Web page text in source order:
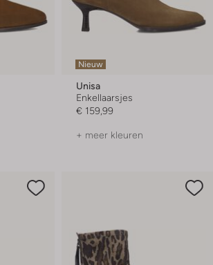
Nieuw
Unisa
Enkellaarsjes
€ 159,99
+ meer kleuren